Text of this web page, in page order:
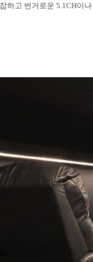
하고 번거로운 5.1CH이나